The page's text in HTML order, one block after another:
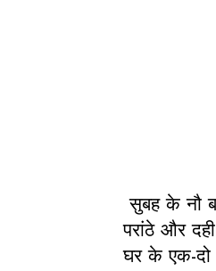
सुबह के नौ
परांठे और
घर के एक-दो